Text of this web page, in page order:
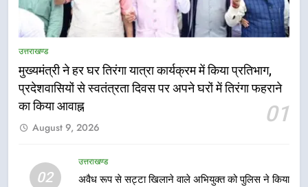
उत्तराखण्ड
मुख्यमंत्री ने हर घर तिरंगा यात्रा कार्यक्रम में किया प्रतिभाग,
प्रदेशवासियों से स्वतंत्रता दिवस पर अपने घरों में तिरंगा फहराने
का किया आवाह्न
01
August 9, 2026
02
उत्तराखण्ड
अवैध रूप से सट्टा खिलाने वाले अभियुक्त को पुलिस ने किया
5
तकनीकी शिक्षा विभाग प्रदेशभर में
6
BLO और फील्ड स्टॉफ को प्रोत्साहित करें